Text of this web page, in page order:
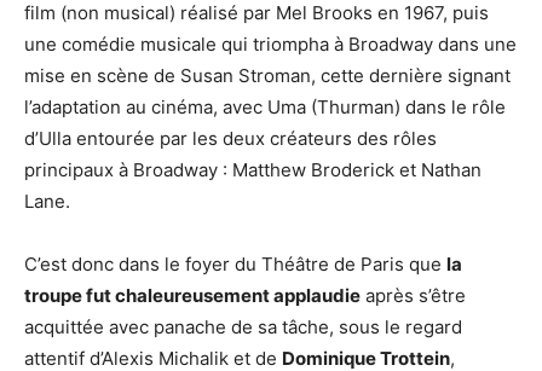
film (non musical) réalisé par Mel Brooks en 1967, puis
une comédie musicale qui triompha à Broadway dans une
mise en scène de Susan Stroman, cette dernière signant
l’adaptation au cinéma, avec Uma (Thurman) dans le rôle
d’Ulla entourée par les deux créateurs des rôles
principaux à Broadway : Matthew Broderick et Nathan
Lane.
C’est donc dans le foyer du Théâtre de Paris que la
troupe fut chaleureusement applaudie après s’être
acquittée avec panache de sa tâche, sous le regard
attentif d’Alexis Michalik et de Dominique Trottein,